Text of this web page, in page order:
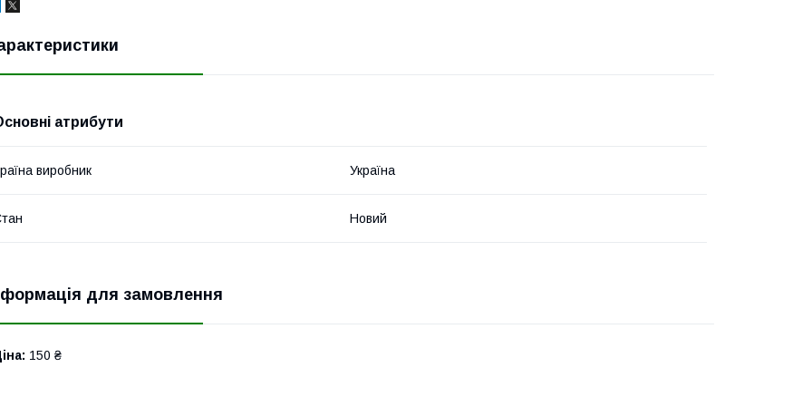
атрибути
виробник Україна
Новий
для замовлення
150 ₴